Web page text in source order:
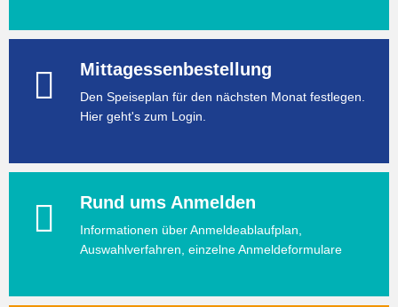
Mittagessenbestellung
Den Speiseplan für den nächsten Monat festlegen.
Hier geht's zum Login.
Rund ums Anmelden
Informationen über Anmeldeablaufplan,
Auswahlverfahren, einzelne Anmeldeformulare